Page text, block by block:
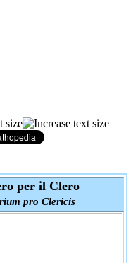
per il Clero
pro Clericis